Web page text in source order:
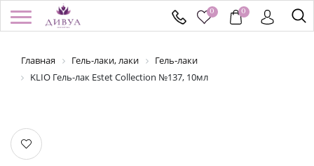
0 0
Войти / Регистрация
БРЕНДЫ
Здравствуйте! Что вы ищете?
Главная Гель-лаки, лаки
Гель-лаки
KLIO Гель-лак Estet Collection №137, 10мл